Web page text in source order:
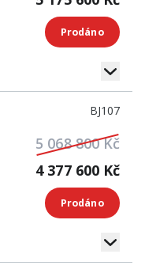
Prodáno
BJ107
5 068 800 Kč
4 377 600 Kč
Prodáno